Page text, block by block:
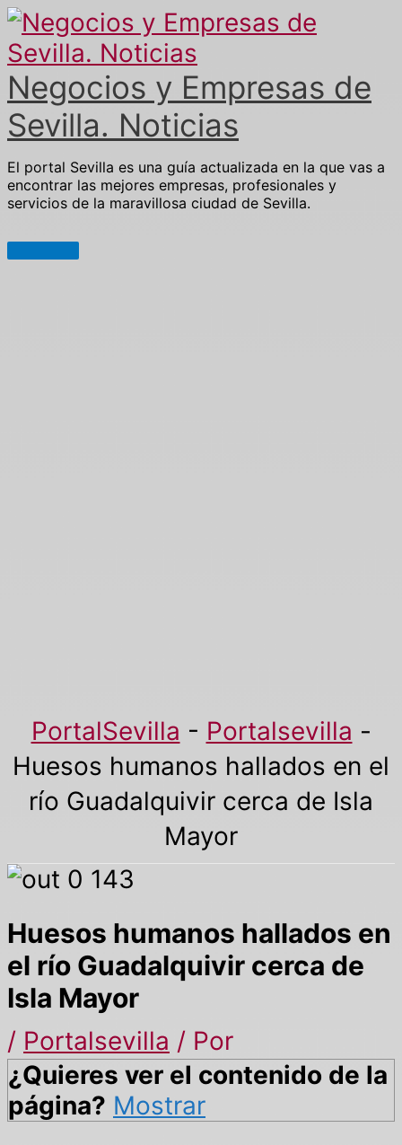
Ir
al
contenido
Negocios y Empresas de
Sevilla. Noticias
El portal Sevilla es una guía actualizada en la que vas a
encontrar las mejores empresas, profesionales y
servicios de la maravillosa ciudad de Sevilla.
Menú
PortalSevilla - Portalsevilla -
Huesos humanos hallados en el
río Guadalquivir cerca de Isla
Mayor
Huesos humanos hallados en
el río Guadalquivir cerca de
Isla Mayor
/ Portalsevilla / Por
¿Quieres ver el contenido de la
página? Mostrar